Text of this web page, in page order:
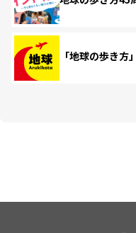
「地球の歩き